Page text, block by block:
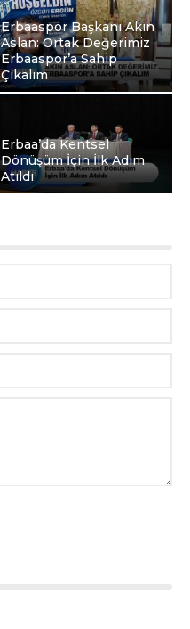
Erbaaspor Başkanı Akın
Aslan: Ortak Değerimiz
Erbaaspor’a Sahip
Çıkalım
Erbaa’da Kentsel
Dönüşüm İçin İlk Adım
Atıldı